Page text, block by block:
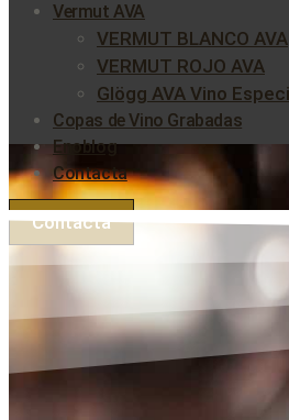
Vermut AVA
VERMUT BLANCO AVA
VERMUT ROJO AVA
Glögg AVA Vino
Copas de Vino Grabadas
Enoblog
Contacta
Contacta